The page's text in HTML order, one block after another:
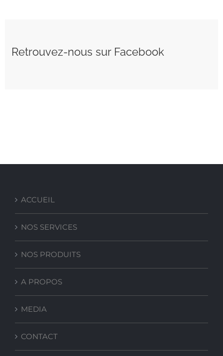
Retrouvez-nous sur Facebook
ACCUEIL
NOS SERVICES
NOS PRODUITS
A PROPOS
MEDIA
CONTACT